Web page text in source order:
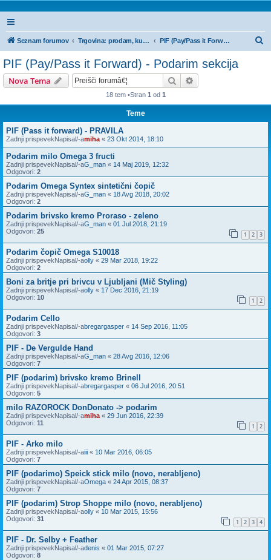
Seznam forumov Trgovina: prodam, kupim, menjam - oglasi PIF (Pay/Pass it Forward) - Podarim sekcija
PIF (Pay/Pass it Forward) - Podarim sekcija
Nova Tema Iskanje
18 tem •Stran 1 od 1
Teme
PIF (Pass it forward) - PRAVILA
Zadnji prispevekNapisal/-amiha « 23 Okt 2014, 18:10
Podarim milo Omega 3 fructi
Zadnji prispevekNapisal/-aG_man « 14 Maj 2019, 12:32
Odgovori: 2
Podarim Omega Syntex sintetični čopič
Zadnji prispevekNapisal/-aG_man « 18 Avg 2018, 20:02
Odgovori: 2
Podarim brivsko kremo Proraso - zeleno
Zadnji prispevekNapisal/-aG_man « 01 Jul 2018, 21:19
Odgovori: 25 1 2 3
Podarim čopič Omega S10018
Zadnji prispevekNapisal/-aolly « 29 Mar 2018, 19:22
Odgovori: 2
Boni za britje pri brivcu v Ljubljani (Mič Styling)
Zadnji prispevekNapisal/-aolly « 17 Dec 2016, 21:19
Odgovori: 10 1 2
Podarim Cello
Zadnji prispevekNapisal/-abregargasper « 14 Sep 2016, 11:05
Odgovori: 3
PIF - De Vergulde Hand
Zadnji prispevekNapisal/-aG_man « 28 Avg 2016, 12:06
Odgovori: 7
PIF (podarim) brivsko kremo Brinell
Zadnji prispevekNapisal/-abregargasper « 06 Jul 2016, 20:51
Odgovori: 5
milo RAZOROCK DonDonato -> podarim
Zadnji prispevekNapisal/-amiha « 29 Jun 2016, 22:39
Odgovori: 11 1 2
PIF - Arko milo
Zadnji prispevekNapisal/-aiii « 10 Mar 2016, 06:05
Odgovori: 7
PIF (podarimo) Speick stick milo (novo, nerabljeno)
Zadnji prispevekNapisal/-aOmega « 24 Apr 2015, 08:37
Odgovori: 7
PIF (podarim) Strop Shoppe milo (novo, nerabljeno)
Zadnji prispevekNapisal/-aolly « 10 Mar 2015, 15:56
Odgovori: 31 1 2 3 4
PIF - Dr. Selby + Feather
Zadnji prispevekNapisal/-adenis « 01 Mar 2015, 07:27
Odgovori: 8